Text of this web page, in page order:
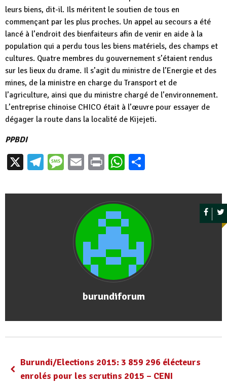
leurs biens, dit-il. Ils méritent le soutien de tous en
commençant par les plus proches. Un appel au secours a été
lancé à l’endroit des bienfaiteurs afin de venir en aide à la
population qui a perdu tous les biens matériels, des champs et
cultures. Quatre membres du gouvernement s’étaient rendus
sur les lieux du drame. Il s’agit du ministre de l’Energie et des
mines, de la ministre en charge du Transport et de
l’agriculture, ainsi que du ministre chargé de l’environnement.
L’entreprise chinoise CHICO était à l’œuvre pour essayer de
dégager la route dans la localité de Kijejeti.
PPBDI
X Telegram
Message
EmailPrintWhatsApp
burundiforum
Burundi/Elections 2015: 3 859 296 élécteurs
enrolés pour les scrutins 2015 – CENI